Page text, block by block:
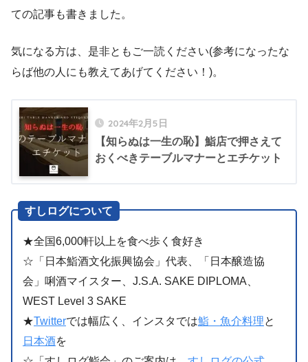
ての記事も書きました。
気になる方は、是非ともご一読ください(参考になったな
らば他の人にも教えてあげてください！)。
2024年2月5日
【知らぬは一生の恥】鮨店で押さえて
おくべきテーブルマナーとエチケット
すしログについて
★全国6,000軒以上を食べ歩く食好き
☆「日本鮨酒文化振興協会」代表、「日本醸造協
会」唎酒マイスター、J.S.A. SAKE DIPLOMA、
WEST Level 3 SAKE
★Twitterでは幅広く、インスタでは鮨・魚介料理と
日本酒を